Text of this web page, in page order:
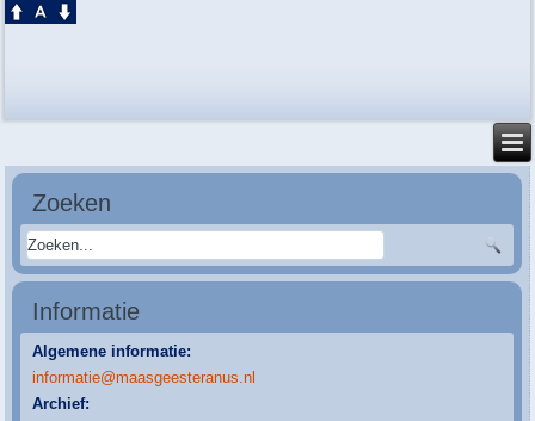
Zoeken
Informatie
Algemene informatie:
informatie@maasgeesteranus.nl
Archief: